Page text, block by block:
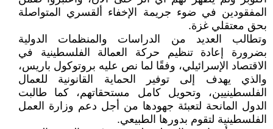
المفقودين في ضوء جريمة الإخفاء ألقسري المتواصلة
بحق معتقلي غزة.
وتطالب العديد من الدراسات والمنظمات الدولية
بضرورة إعادة تنظيم حركة العمالة الفلسطينية في
الاقتصاد الإسرائيلي، وفقًا لما نص عليه بروتوكول باريس،
والذي يهدف إلى توفير الحماية القانونية للعمال
الفلسطينيين، وتحويل كامل مستحقاتهم، كما طالبت
الدول المانحة لتعبئة جهودها من أجل دعم وزارة العمل
الفلسطينية لتقوم بدورها الطبيعي.